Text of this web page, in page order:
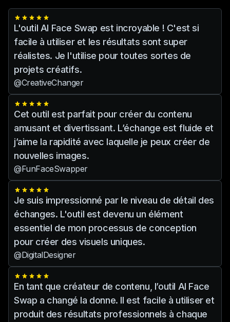
Il est important de respecter la vie
privée et d’éviter toute pratique
contraire à l’éthique.
L'outil AI Face Swap est incroyable ! C'est si
facile à utiliser et les résultats sont super
réalistes. Je l'utilise pour toutes sortes de
projets créatifs.
@CreativeChanger
Cet outil est parfait pour créer du contenu
amusant et divertissant. L’échange est fluide et
j’aime la rapidité avec laquelle je peux créer de
nouvelles images.
@FunFaceSwapper
Je suis impressionné par le niveau de détail des
échanges. L'outil est devenu un élément
essentiel de mon processus de conception
pour créer des visuels uniques.
@DigitalDesigner
En tant que créateur de contenu, l’outil AI Face
Swap a changé la donne. Il est facile à utiliser et
produit des résultats professionnels à chaque